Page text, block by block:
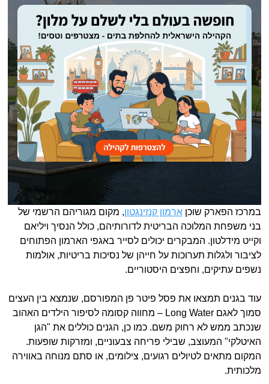
במרכז הפארק שוכןארמון קנזינגטון, מקום מגוריהם הרשמי של
בני משפחת המלוכה הבריטית לדורותיהם, כולל הנסיך ויליאם
וקייט מידלטון. המבקרים יכולים לסייר באגפי הארמון הפתוחים
לציבור ולגלות תערוכות על חייהן של נסיכות בריטיות, אולמות
נשפים עתיקים, וחפצים היסטוריים.
עוד בגנים תמצאו את פסל פיטר פן המפורסם, שנמצא בין העצים
סמוך לאגם Long Water – מחווה קסומה לסיפור הילדים האהוב
שנכתב ממש לא רחוק משם. כמו כן, הגנים כוללים את "הגן
האיטלקי" המעוצב, שבילי פריחה צבעוניים, ומזרקות שופעות.
המקום מתאים לטיולים רגועים, צילומים, או סתם מנוחה באווירה
מלכותית.